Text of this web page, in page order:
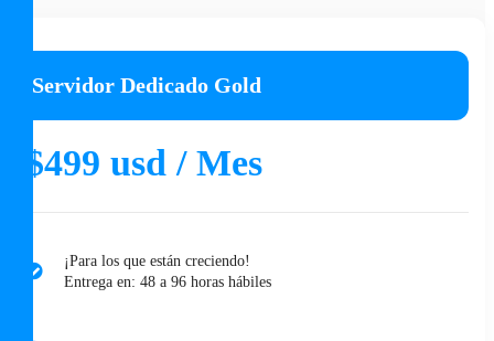
Servidor Dedicado Gold
$499 usd / Mes
¡Para los que están creciendo!
Entrega en: 48 a 96 horas hábiles